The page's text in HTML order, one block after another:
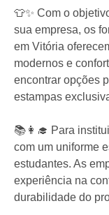
👕✨ Com o
sua empresa, os
em Vitória
modernos e
encontrar opções
estampas
📚👩‍🎓 Para
com um uniforme
estudantes. As
experiência na
durabilidade do